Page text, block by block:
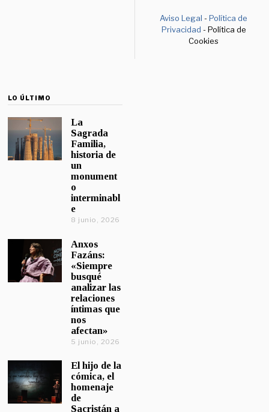
Aviso Legal -Política de
Privacidad - Política de
Cookies
LO ÚLTIMO
La
Sagrada
Familia,
historia de
un
monument
o
interminabl
e
8 junio, 2026
Anxos
Fazáns:
«Siempre
busqué
analizar las
relaciones
íntimas que
nos
afectan»
5 junio, 2026
El hijo de la
cómica, el
homenaje
de
Sacristán a